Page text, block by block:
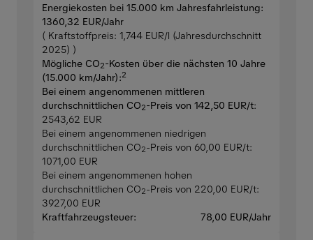
Energiekosten bei 15.000 km Jahresfahrleistung:
1360,32 EUR/Jahr
( Kraftstoffpreis: 1,744 EUR/l (Jahresdurchschnitt
2025) )
Mögliche CO2-Kosten über die nächsten 10 Jahre
(15.000 km/Jahr):2
Bei einem angenommenen mittleren
durchschnittlichen CO2-Preis von 142,50 EUR/t:
2543,62 EUR
Bei einem angenommenen niedrigen
durchschnittlichen CO2-Preis von 60,00 EUR/t:
1071,00 EUR
Bei einem angenommenen hohen
durchschnittlichen CO2-Preis von 220,00 EUR/t:
3927,00 EUR
Kraftfahrzeugsteuer:
78,00 EUR/Jahr